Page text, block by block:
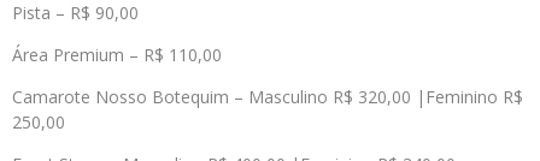
Pista – R$ 90,00
Área Premium – R$ 110,00
Camarote Nosso Botequim – Masculino R$ 320,00 |Feminino R$
250,00